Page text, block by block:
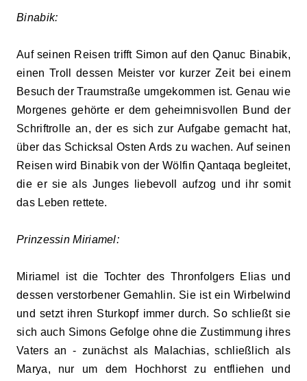
Binabik:
Auf seinen Reisen trifft Simon auf den Qanuc Binabik,
einen Troll dessen Meister vor kurzer Zeit bei einem
Besuch der Traumstraße umgekommen ist. Genau wie
Morgenes gehörte er dem geheimnisvollen Bund der
Schriftrolle an, der es sich zur Aufgabe gemacht hat,
über das Schicksal Osten Ards zu wachen. Auf seinen
Reisen wird Binabik von der Wölfin Qantaqa begleitet,
die er sie als Junges liebevoll aufzog und ihr somit
das Leben rettete.
Prinzessin Miriamel:
Miriamel ist die Tochter des Thronfolgers Elias und
dessen verstorbener Gemahlin. Sie ist ein Wirbelwind
und setzt ihren Sturkopf immer durch. So schließt sie
sich auch Simons Gefolge ohne die Zustimmung ihres
Vaters an - zunächst als Malachias, schließlich als
Marya, nur um dem Hochhorst zu entfliehen und